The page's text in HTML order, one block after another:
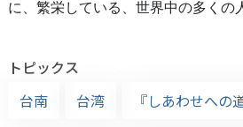
に、繁栄している、世界中の多くの
トピックス
台南
台湾 『しあわせへの